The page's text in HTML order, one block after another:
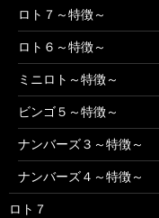
ロト７～特徴～
ロト６～特徴～
ミニロト～特徴～
ビンゴ５～特徴～
ナンバーズ３～特徴～
ナンバーズ４～特徴～
ロト７